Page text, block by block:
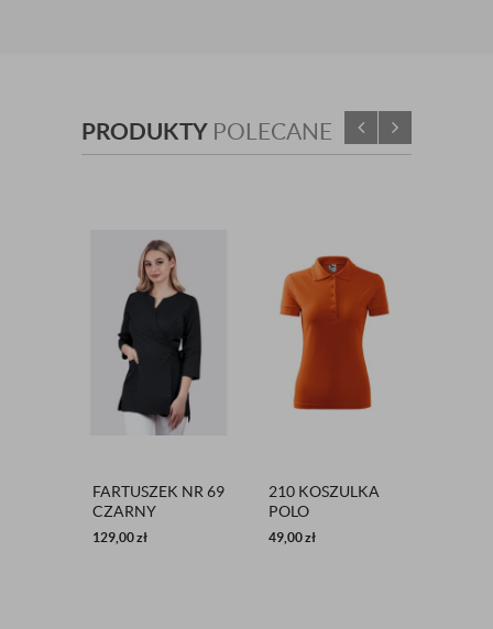
PRODUKTY POLECANE
FARTUSZEK NR 69
CZARNY
129,00zł
210 KOSZULKA
POLO
POMARAŃCZOWY
49,00zł